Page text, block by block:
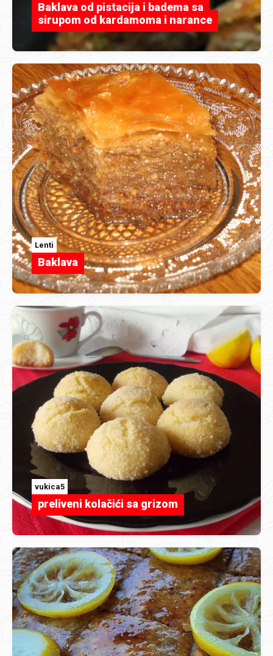
Baklava od pistacija i badema sa
sirupom od kardamoma i narance
Lenti
Baklava
vukica5
preliveni kolačići sa grizom